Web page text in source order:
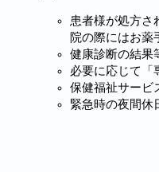
患者様が処方
院の際にはお薬
健康診断の結果
必要に応じて「
保健福祉サービ
緊急時の夜間休